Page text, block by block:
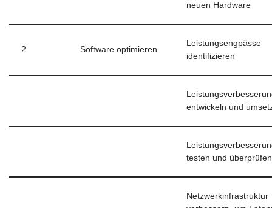
neuen Hardware
2 Software optimieren
Leistungsengpässe
identifizieren
entwickeln und
testen und überprüfen
Netzwerkinfrastruktur